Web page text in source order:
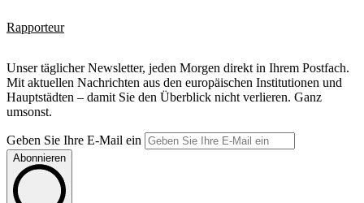
Rapporteur
Unser täglicher Newsletter, jeden Morgen direkt in Ihrem Postfach.
Mit aktuellen Nachrichten aus den europäischen Institutionen und
Hauptstädten – damit Sie den Überblick nicht verlieren. Ganz
umsonst.
Geben Sie Ihre E-Mail ein
Abonnieren